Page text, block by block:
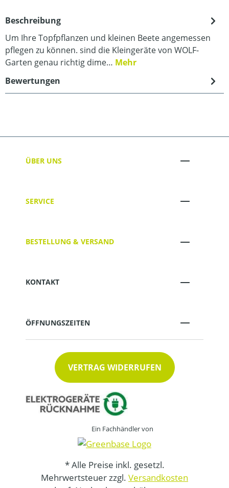
Beschreibung
Um Ihre Topfpflanzen und kleinen Beete angemessen
pflegen zu können. sind die Kleingeräte von WOLF-
Garten genau richtig dime… Mehr
Bewertungen
ÜBER UNS
SERVICE
BESTELLUNG & VERSAND
KONTAKT
ÖFFNUNGSZEITEN
VERTRAG WIDERRUFEN
Ein Fachhändler von
* Alle Preise inkl. gesetzl.
Mehrwertsteuer zzgl. Versandkosten